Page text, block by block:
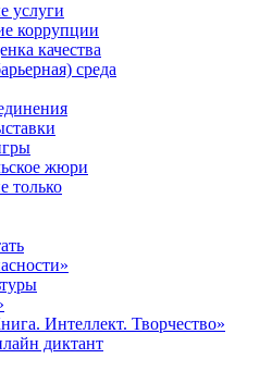
услуги
коррупции
качества
среда
жюри
только
Интеллект. Творчество»
диктант